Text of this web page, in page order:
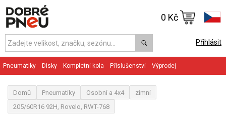
Přihlásit
0 Kč
Pneumatiky Disky Kompletní kola Příslušenství Výprodej
Domů Pneumatiky Osobní a 4x4
zimní
205/60R16 92H, Rovelo, RWT-768